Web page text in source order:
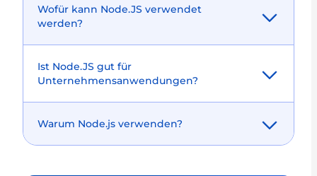
plattformübergreifende JavaScript-
Laufzeitumgebung, mit der Entwickler auf
einfache Weise schnelle­­ und skalierbare
verwendet ein ereignisgesteuertes, nicht
blockierendes E/A-Modell, das es effizient,
leichtgewichtig und ideal für datenintensive
Echtzeitanwendungen macht, die auf
Wofür kann Node.JS verwendet
werden?
für Node JS:
Instant-Messaging, Live-Chat-Apps,
serverseitige Anwendungen.
Ist Node.JS gut für
Unternehmensanwendungen?
Gründe, sie anderen vorzuziehen. Der Fall
Warum Node.js verwenden?